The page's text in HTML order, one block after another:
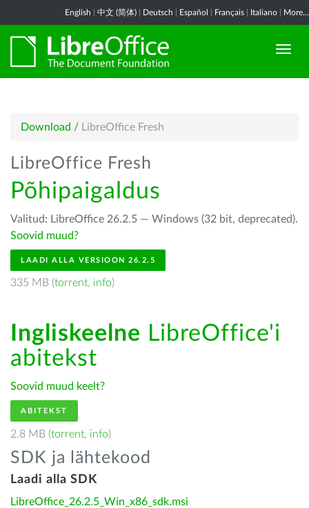
English 中文 (简体) Deutsch Español Français Italiano More...
Download / LibreOffice Fresh
LibreOffice Fresh
Põhipaigaldus
Valitud: LibreOffice 26.2.5 — Windows (32 bit, deprecated).
Soovid muud?
LAADI ALLA VERSIOON 26.2.5
335 MB (torrent, info)
Ingliskeelne LibreOffice'i
abitekst
Soovid muud keelt?
ABITEKST
2.8 MB (torrent, info)
SDK ja lähtekood
Laadi alla SDK
LibreOffice_26.2.5_Win_x86_sdk.msi